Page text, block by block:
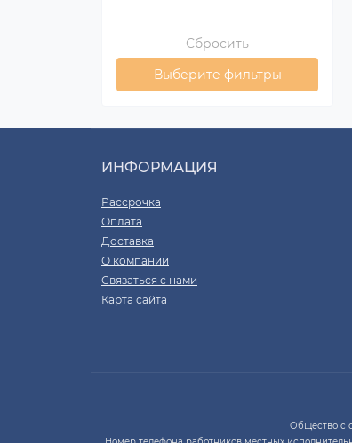
Сбросить
Выберите фильтры
ИНФОРМАЦИЯ
Рассрочка
Оплата
Доставка
О компании
Связаться с нами
Карта сайта
Общество с